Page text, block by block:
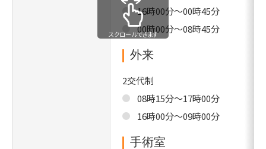
16時00分～00時45分
00時00分～08時45分
外来
2交代制
08時15分～17時00分
16時00分～09時00分
手術室
スクロールできます